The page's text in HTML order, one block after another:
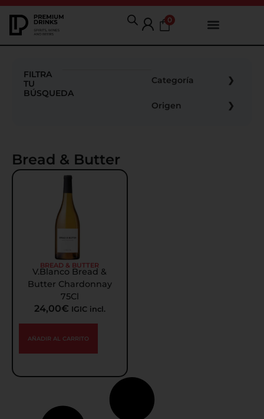
0
FILTRA
TU
BÚSQUEDA
Categoría
Origen
Bread & Butter
BREAD & BUTTER
V.Blanco Bread &
Butter Chardonnay
75Cl
24,00€ IGIC incl.
AÑADIR AL CARRITO